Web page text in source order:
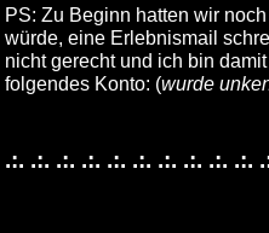
PS: Zu Beginn hatten wir
würde, eine Erlebnismail
nicht gerecht und ich bin
folgendes Konto: (wurde
.:. .:. .:. .:. .:. .:. .:. .:. .:. .:.